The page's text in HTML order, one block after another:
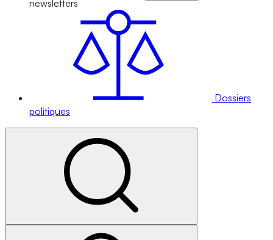
newsletters
Dossiers
politiques